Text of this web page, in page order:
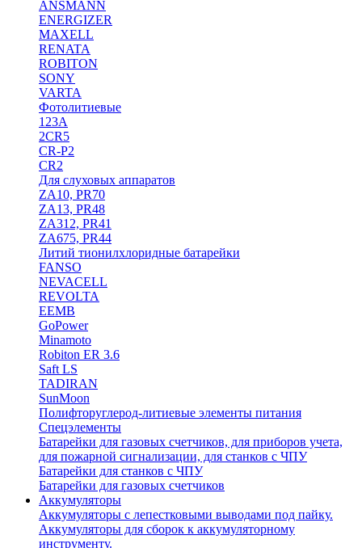
ANSMANN
ENERGIZER
MAXELL
RENATA
ROBITON
SONY
VARTA
Фотолитиевые
123A
2CR5
CR-P2
CR2
Для слуховых аппаратов
ZA10, PR70
ZA13, PR48
ZA312, PR41
ZA675, PR44
Литий тионилхлоридные батарейки
FANSO
NEVACELL
REVOLTA
EEMB
GoPower
Minamoto
Robiton ER 3.6
Saft LS
TADIRAN
SunMoon
Полифторуглерод-литиевые элементы питания
Спецэлементы
Батарейки для газовых счетчиков, для приборов учета,
для пожарной сигнализации, для станков с ЧПУ
Батарейки для станков с ЧПУ
Батарейки для газовых счетчиков
Аккумуляторы
Аккумуляторы с лепестковыми выводами под пайку.
Аккумуляторы для сборок к аккумуляторному
инструменту.